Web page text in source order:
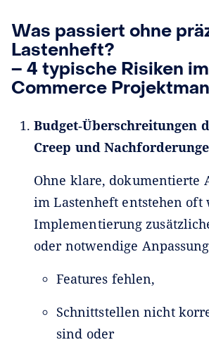
Was passiert ohne
Lastenheft?
– 4 typische Risiken
Commerce
Budget‑Überschreitungen
Creep und
Ohne klare, dokumentierte
im Lastenheft entstehen oft
Implementierung
oder notwendige
Features fehlen,
Schnittstellen nicht
sind oder